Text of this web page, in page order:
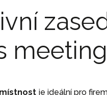
je ideální pro